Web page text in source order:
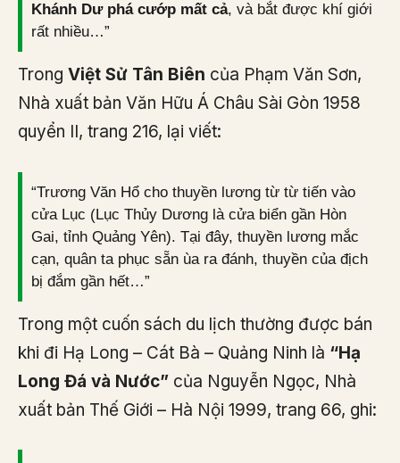
Khánh Dư phá cướp mất cả, và bắt được khí giới
rất nhiều…”
Trong Việt Sử Tân Biên của Phạm Văn Sơn,
Nhà xuất bản Văn Hữu Á Châu Sài Gòn 1958
quyển II, trang 216, lại viết:
“Trương Văn Hổ cho thuyền lương từ từ tiến vào
cửa Lục (Lục Thủy Dương là cửa biển gần Hòn
Gai, tỉnh Quảng Yên). Tại đây, thuyền lương mắc
cạn, quân ta phục sẵn ùa ra đánh, thuyền của địch
bị đắm gần hết…”
Trong một cuốn sách du lịch thường được bán
khi đi Hạ Long – Cát Bà – Quảng Ninh là “Hạ
Long Đá và Nước” của Nguyễn Ngọc, Nhà
xuất bản Thế Giới – Hà Nội 1999, trang 66, ghi: